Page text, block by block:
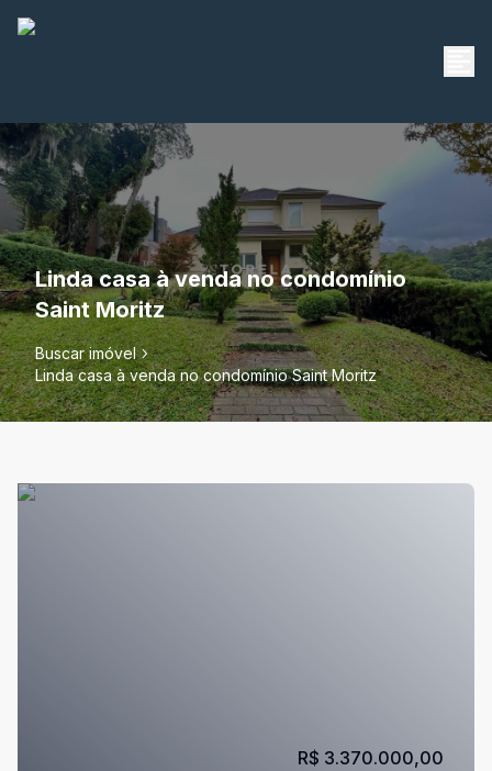
Linda casa à venda no condomínio
Saint Moritz
Buscar imóvel
Linda casa à venda no condomínio Saint Moritz
R$ 3.370.000,00